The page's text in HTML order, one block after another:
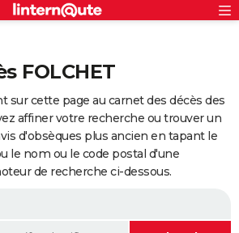
FOLCHET
sur cette page au carnet des décès des
affiner votre recherche ou trouver un
d'obsèques plus ancien en tapant le
le nom ou le code postal d'une
de recherche ci-dessous.